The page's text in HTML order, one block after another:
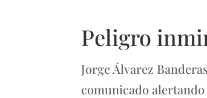
Peligro
Jorge Álvarez
comunicado